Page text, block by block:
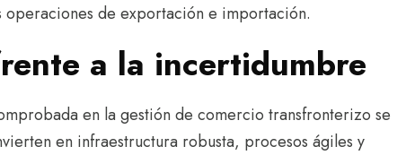
de exportación e importación.
a la incertidumbre
en la gestión de comercio transfronterizo se
en infraestructura robusta, procesos ágiles y